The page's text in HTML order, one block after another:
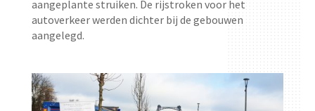
aangeplante struiken. De rijstroken voor het
autoverkeer werden dichter bij de gebouwen
aangelegd.